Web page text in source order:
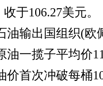
于106.27美元。
输出国组织(欧
油一揽子平均价
价首次冲破每桶